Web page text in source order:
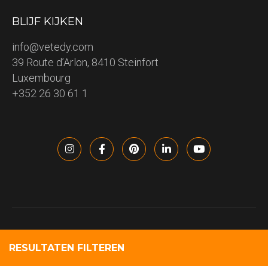
RESULTATEN FILTEREN
BLIJF KIJKEN
info@vetedy.com
39 Route d’Arlon, 8410 Steinfort
Luxembourg
+352 26 30 61 1
Politique de confidentialité